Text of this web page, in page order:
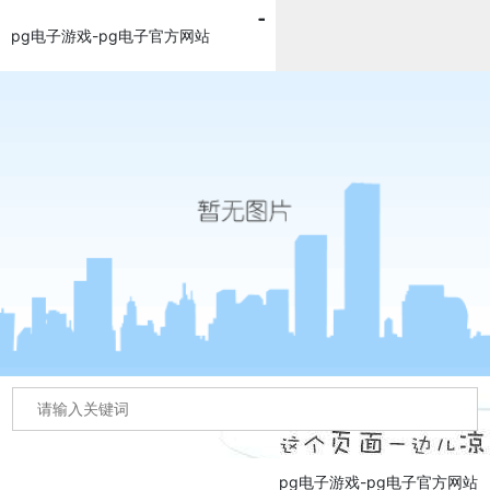
pg电子游戏-pg电子官方网站
pg电子游戏-pg电子官方网站